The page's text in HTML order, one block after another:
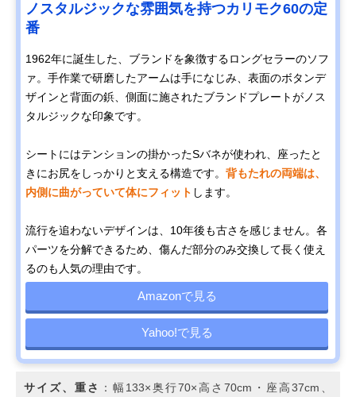
ノスタルジックな雰囲気を持つカリモク60の定
番
1962年に誕生した、ブランドを象徴するロングセラーのソフ
ァ。手作業で研磨したアームは手になじみ、表面のボタンデ
ザインと背面の鋲、側面に施されたブランドプレートがノス
タルジックな印象です。
シートにはテンションの掛かったSバネが使われ、座ったと
きにお尻をしっかりと支える構造です。 背もたれの両端は、
内側に曲がっていて体にフィット します。
流行を追わないデザインは、10年後も古さを感じません。各
パーツを分解できるため、傷んだ部分のみ交換して長く使え
るのも人気の理由です。
Amazonで見る
Yahoo!で見る
サイズ、重さ
：幅133×奥行70×高さ70cm・座高37cm、